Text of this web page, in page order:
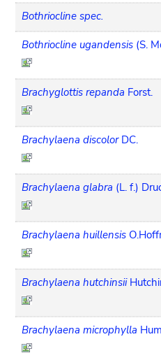
Bothriocline spec.
Bothriocline ugandensis (S.
Brachyglottis repanda Forst.
Brachylaena discolor DC.
Brachylaena glabra (L. f.)
Brachylaena huillensis
Brachylaena hutchinsii
Brachylaena microphylla